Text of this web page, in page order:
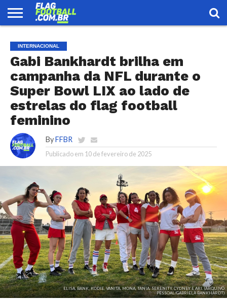
FOOTBALL
ENCONTRE
UMA
EQUIPE
SELEÇÃO
BRASILEIRA
LOJA
INTERNACIONAL
Gabi Bankhardt brilha em
campanha da NFL durante o
Super Bowl LIX ao lado de
estrelas do flag football
feminino
By FFBR
Publicado em 10 de fevereiro de 2025
ELISA, BANK, KODIE, VANITA, MONA, TANIA, SERENITY, CYDNEY E ARI. (ARQUIVO
PESSOAL/GABRIELA BANKHARDT)